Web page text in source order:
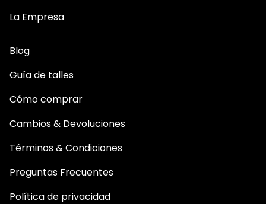
La Empresa
Blog
Guía de talles
Cómo comprar
Cambios & Devoluciones
Términos & Condiciones
Preguntas Frecuentes
Política de privacidad